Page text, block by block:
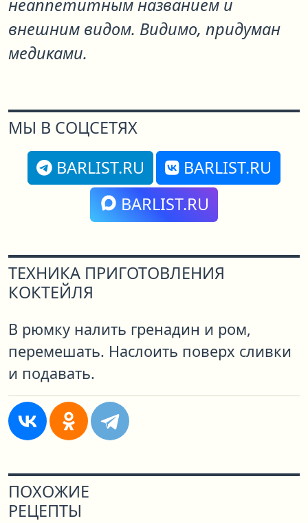
неаппетитным названием и
внешним видом. Видимо, придуман
медиками.
МЫ В СОЦСЕТЯХ
BARLIST.RU
BARLIST.RU
BARLIST.RU
ТЕХНИКА ПРИГОТОВЛЕНИЯ
КОКТЕЙЛЯ
В рюмку налить гренадин и ром,
перемешать. Наслоить поверх сливки
и подавать.
ПОХОЖИЕ
РЕЦЕПТЫ